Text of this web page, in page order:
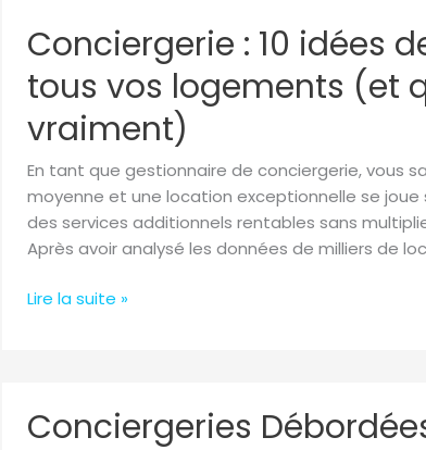
Conciergerie : 10 idées
tous vos logements (et
vraiment)
En tant que gestionnaire de conciergerie, vous
moyenne et une location exceptionnelle se
des services additionnels rentables sans
Après avoir analysé les données de milliers de
:
10
idées
services
à
proposer
dans
tous
logements
achètent
Lire la suite »
Conciergeries
Débordées